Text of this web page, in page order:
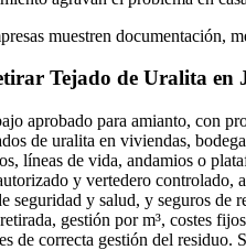
muestren documentación,
Tejado de Uralita en
aprobado para amianto, con
de uralita en viviendas,
líneas de vida, andamios o
y vertedero controlado,
seguridad y salud, y seguros de
gestión por m³, costes
de correcta gestión del residuo.